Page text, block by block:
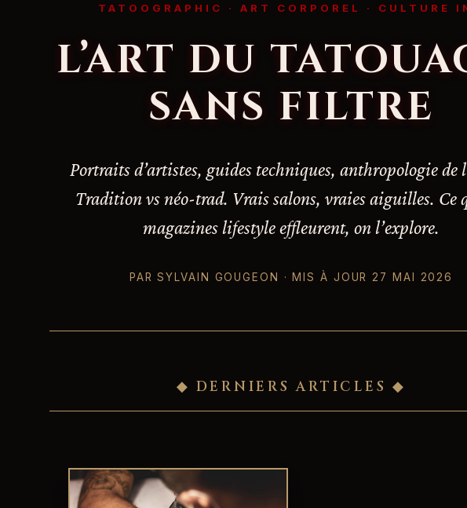
TATOOGRAPHIC · ART CORPOREL · CULTURE
L’ART DU
SANS FILTRE
Portraits d’artistes, guides techniques, anthropologie de
Tradition vs néo-trad. Vrais salons, vraies aiguilles. Ce
magazines lifestyle effleurent, on l’explore.
PAR SYLVAIN GOUGEON · MIS À JOUR 27 MAI 2026
◆ DERNIERS ARTICLES ◆